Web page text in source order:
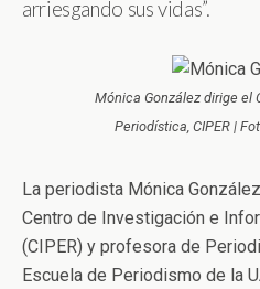
arriesgando sus vidas”.
Mónica González dirige el
Periodística, CIPER |
La periodista Mónica
Centro de Investigación e
(CIPER) y profesora de
Escuela de Periodismo de la